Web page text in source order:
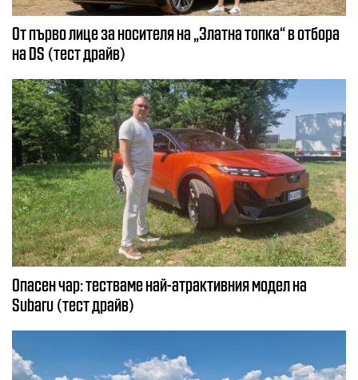
От първо лице за носителя на „Златна топка“ в отбора
на DS (тест драйв)
Опасен чар: тестваме най-атрактивния модел на
Subaru (тест драйв)